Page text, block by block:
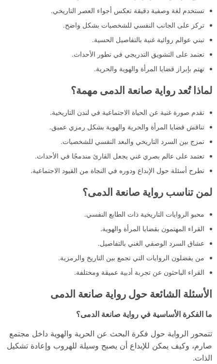
تستخدم لغة وصفية دقيقة تعكس أجواء العصر التاريخي.
تركز على الجانب النفسي للشخصيات بشكل واضح.
تبني عوالم روائية غنية بالتفاصيل الحسية.
تعتمد على التشويق التدريجي في تطور الأحداث.
تهتم بإبراز قضايا المرأة والهوية والحرية.
لماذا تُعد رواية صانعة الدمى مهمة؟
تقدم صورة غنية عن الحياة الاجتماعية في لندن التاريخية.
تناقش قضايا المرأة والحرية والهوية بشكل رمزي عميق.
تمزج بين السرد التاريخي والبعد النفسي للشخصيات.
تعتمد على عالم بصري غني يجعل القارئ مندمجًا في الأحداث.
تطرح أسئلة حول الإبداع ودوره في النجاة من القيود الاجتماعية.
لمن تناسب رواية صانعة الدمى؟
محبو الروايات التاريخية ذات الطابع النفسي.
القراء المهتمون بقضايا المرأة والهوية.
عشاق السرد الوصفي الغني بالتفاصيل.
من يفضلون الروايات التي تجمع بين التاريخ والرمزية.
القراء الباحثون عن تجربة أدبية عميقة ومختلفة.
الأسئلة الشائعة حول رواية صانعة الدمى
ما الفكرة الأساسية في رواية صانعة الدمى؟
تتمحور الرواية حول فكرة البحث عن الحرية والهوية داخل مجتمع
صارم، وكيف يمكن للإبداع أن يصبح وسيلة للهروب وإعادة تشكيل
الذات.